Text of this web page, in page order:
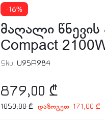
-16%
მაღალი
Compact
Sku: U95A984
879,00 ₾
1050,00₾ დაზოგეთ 171,00₾